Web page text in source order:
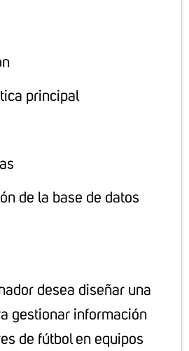
principal
de la base de datos
desea diseñar una
gestionar información
de fútbol en equipos